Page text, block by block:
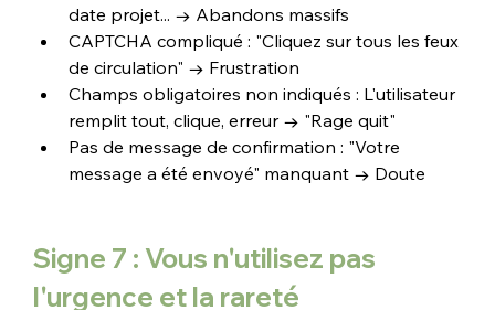
date projet... → Abandons massifs
CAPTCHA compliqué : "Cliquez sur tous les feux
de circulation" → Frustration
Champs obligatoires non indiqués : L'utilisateur
remplit tout, clique, erreur → "Rage quit"
Pas de message de confirmation : "Votre
message a été envoyé" manquant → Doute
Signe 7 : Vous n'utilisez pas
l'urgence et la rareté